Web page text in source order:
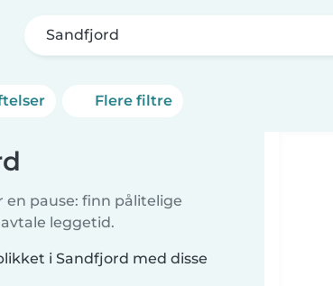
Sandfjord
Flere filtre
pause: finn pålitelige
leggetid.
i Sandfjord med disse